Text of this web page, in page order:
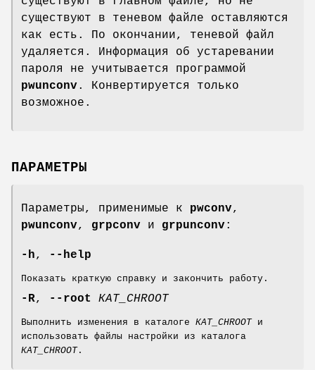
существуют в теневом файле оставляются
как есть. По окончании, теневой файл
удаляется. Информация об устаревании
пароля не учитывается программой
pwunconv. Конвертируется только
возможное.
ПАРАМЕТРЫ
Параметры, применимые к pwconv,
pwunconv, grpconv и grpunconv:
-h, --help
Показать краткую справку и закончить работу.
-R, --root КАТ_CHROOT
Выполнить изменения в каталоге КАТ_CHROOTи
использовать файлы настройки из каталога
КАТ_CHROOT.